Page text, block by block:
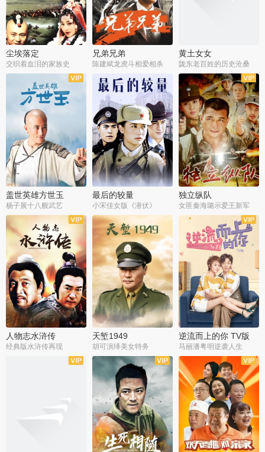
尘埃落定
交织着血泪的家族史
兄弟兄弟
陈建斌龙虎斗相爱相杀
黄土女女
陇东老百姓的历史沧桑
全36集
盖世英雄方世玉
杨子展十八般武艺
全28集
最后的较量
小宋佳女版《潜伏》
全44集
独立纵队
女匪秦海璐示爱王新军
全40集
人物志水浒传
经典版水浒传再现
全30集
天堑1949
胡可演绎美女特务
全43集
逆流而上的你 TV版
马丽潘粤明逆袭人生
全21集 全35集